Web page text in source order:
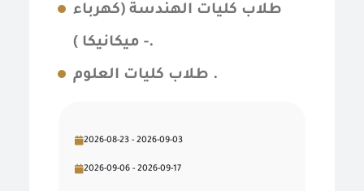
طلاب كليات الهندسة (كهرباء
- ميكانيكا ).
طلاب كليات العلوم .
2026-08-23 - 2026-09-03
2026-09-06 - 2026-09-17